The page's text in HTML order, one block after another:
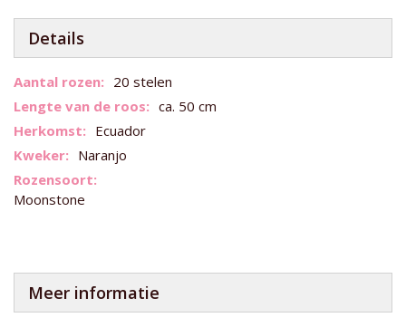
Details
Meer
informatie
20 stelen
ca. 50 cm
Ecuador
Naranjo
Moonstone
Meer informatie